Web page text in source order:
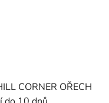
CORNER OŘECH